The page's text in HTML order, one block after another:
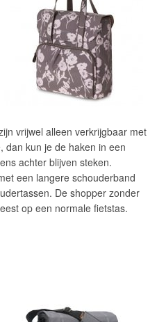
vrijwel alleen verkrijgbaar met
dan kun je de haken in een
achter blijven steken.
een langere schouderband
De shopper zonder
op een normale fietstas.